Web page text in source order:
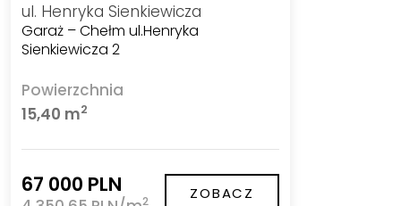
ul. Henryka Sienkiewicza
Garaż – Chełm ul.Henryka
Sienkiewicza 2
Powierzchnia
15,40 m2
67 000 PLN
2 ZOBACZ